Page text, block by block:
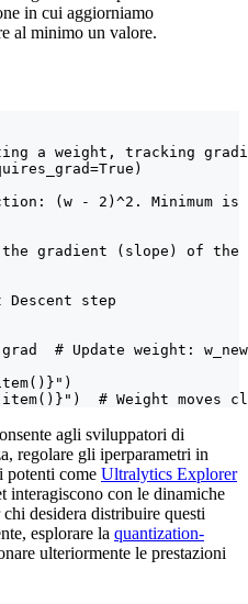
in cui aggiorniamo
al minimo un valore.
a weight, tracking
(w - 2)^2. Minimum is
the gradient (slope) of
step
# Update weight:
# Weight moves
agli sviluppatori di
regolare gli iperparametri in
potenti come Ultralytics Explorer
interagiscono con le dinamiche
desidera distribuire questi
esplorare la quantization-
ulteriormente le prestazioni